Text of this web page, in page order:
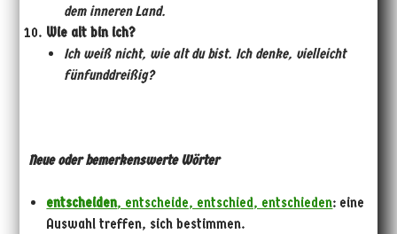
dem inneren Land.
Wie alt bin ich?
Ich weißnicht, wie alt du bist. Ich denke, vielleicht
fünfunddreißig?
Neue oder bemerkenswerte Wörter
entscheiden, entscheide, entschied, entschieden: eine
Auswahl treffen, sich bestimmen.